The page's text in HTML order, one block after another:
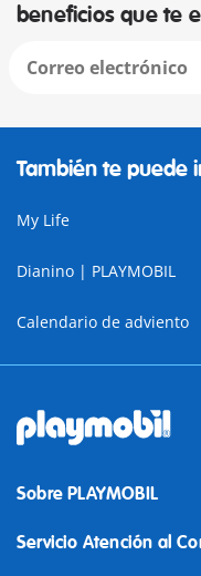
beneficios que te
También te puede
My Life
Dianino | PLAYMOBIL
Calendario de adviento
Sobre PLAYMOBIL
Servicio Atención al